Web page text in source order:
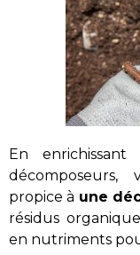
En
propice à une
résidus
en nutriments